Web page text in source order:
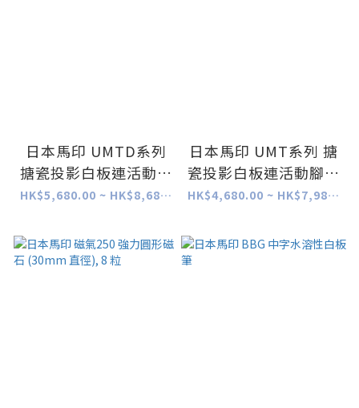
日本馬印 UMTD系列
搪瓷投影白板連活動腳
架 [雙面]
HK$5,680.00 ~ HK$8,680.00
日本馬印 UMT系列 搪
瓷投影白板連活動腳架
[單面]
HK$4,680.00 ~ HK$7,980.00